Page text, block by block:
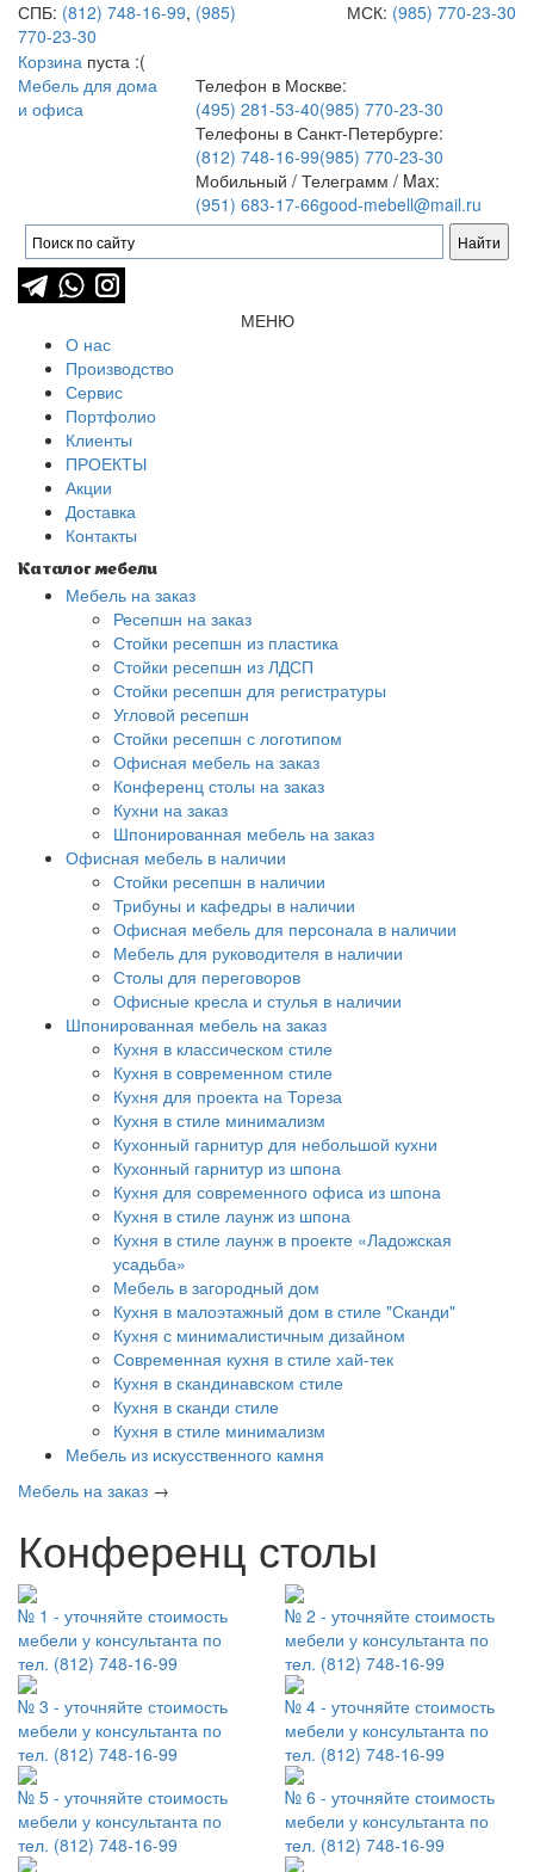
СПБ: (812) 748-16-99, (985)
770-23-30
МСК: (985) 770-23-30
Корзина пуста :(
Мебель для дома
и офиса
Телефон в Москве:
(495) 281-53-40(985) 770-23-30
Телефоны в Санкт-Петербурге:
(812) 748-16-99(985) 770-23-30
Мобильный / Телеграмм / Max:
(951) 683-17-66good-mebell@mail.ru
МЕНЮ
О нас
Производство
Сервис
Портфолио
Клиенты
ПРОЕКТЫ
Акции
Доставка
Контакты
Каталог мебели
Мебель на заказ
Ресепшн на заказ
Стойки ресепшн из пластика
Стойки ресепшн из ЛДСП
Стойки ресепшн для регистратуры
Угловой ресепшн
Стойки ресепшн с логотипом
Офисная мебель на заказ
Конференц столы на заказ
Кухни на заказ
Шпонированная мебель на заказ
Офисная мебель в наличии
Стойки ресепшн в наличии
Трибуны и кафедры в наличии
Офисная мебель для персонала в наличии
Мебель для руководителя в наличии
Столы для переговоров
Офисные кресла и стулья в наличии
Шпонированная мебель на заказ
Кухня в классическом стиле
Кухня в современном стиле
Кухня для проекта на Тореза
Кухня в стиле минимализм
Кухонный гарнитур для небольшой кухни
Кухонный гарнитур из шпона
Кухня для современного офиса из шпона
Кухня в стиле лаунж из шпона
Кухня в стиле лаунж в проекте «Ладожская
усадьба»
Мебель в загородный дом
Кухня в малоэтажный дом в стиле "Сканди"
Кухня с минималистичным дизайном
Современная кухня в стиле хай-тек
Кухня в скандинавском стиле
Кухня в сканди стиле
Кухня в стиле минимализм
Мебель из искусственного камня
Мебель на заказ →
Конференц столы
№ 1 - уточняйте стоимость
мебели у консультанта по
тел. (812) 748-16-99
№ 2 - уточняйте стоимость
мебели у консультанта по
тел. (812) 748-16-99
№ 3 - уточняйте стоимость
мебели у консультанта по
тел. (812) 748-16-99
№ 4 - уточняйте стоимость
мебели у консультанта по
тел. (812) 748-16-99
№ 5 - уточняйте стоимость
мебели у консультанта по
тел. (812) 748-16-99
№ 6 - уточняйте стоимость
мебели у консультанта по
тел. (812) 748-16-99